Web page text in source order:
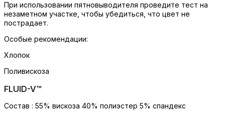
При использовании пятновыводителя проведите тест на
незаметном участке, чтобы убедиться, что цвет не
пострадает.
Особые рекомендации:
Хлопок
Поливискоза
FLUID-V™
Состав : 55% вискоза 40% полиэстер 5% спандекс